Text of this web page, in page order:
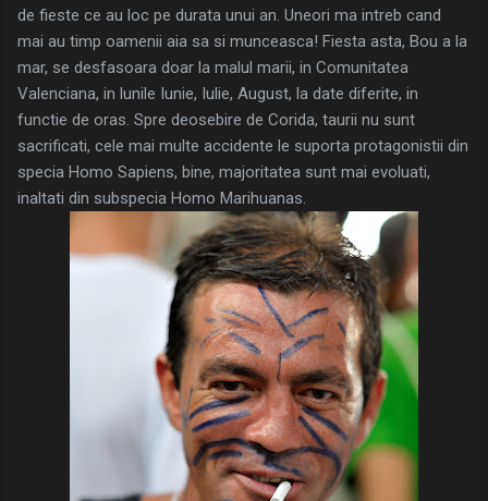
de fieste ce au loc pe durata unui an. Uneori ma intreb cand
mai au timp oamenii aia sa si munceasca! Fiesta asta, Bou a la
mar, se desfasoara doar la malul marii, in Comunitatea
Valenciana, in lunile Iunie, Iulie, August, la date diferite, in
functie de oras. Spre deosebire de Corida, taurii nu sunt
sacrificati, cele mai multe accidente le suporta protagonistii din
specia Homo Sapiens, bine, majoritatea sunt mai evoluati,
inaltati din subspecia Homo Marihuanas.